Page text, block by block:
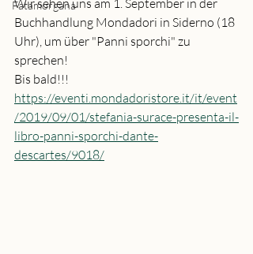
Fatamorgana
Wir sehen uns am 1. September in der
Buchhandlung Mondadori in Siderno (18
Uhr), um über "Panni sporchi" zu
sprechen!
Bis bald!!!
https://eventi.mondadoristore.it/it/event
/2019/09/01/stefania-surace-presenta-il-
libro-panni-sporchi-dante-
descartes/9018/